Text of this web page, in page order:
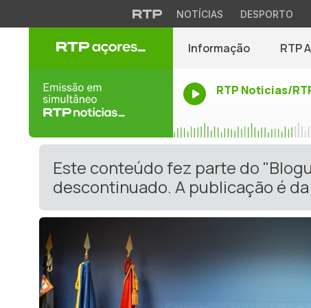
NOTÍCIAS DESPORTO
Informação RTP
RTP Noticias/
Este conteúdo fez parte do
descontinuado. A publicação é